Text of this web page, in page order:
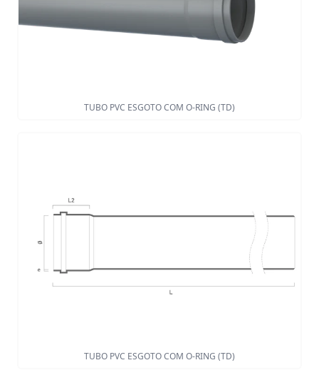
TUBO PVC ESGOTO COM O-RING (TD)
TUBO PVC ESGOTO COM O-RING (TD)